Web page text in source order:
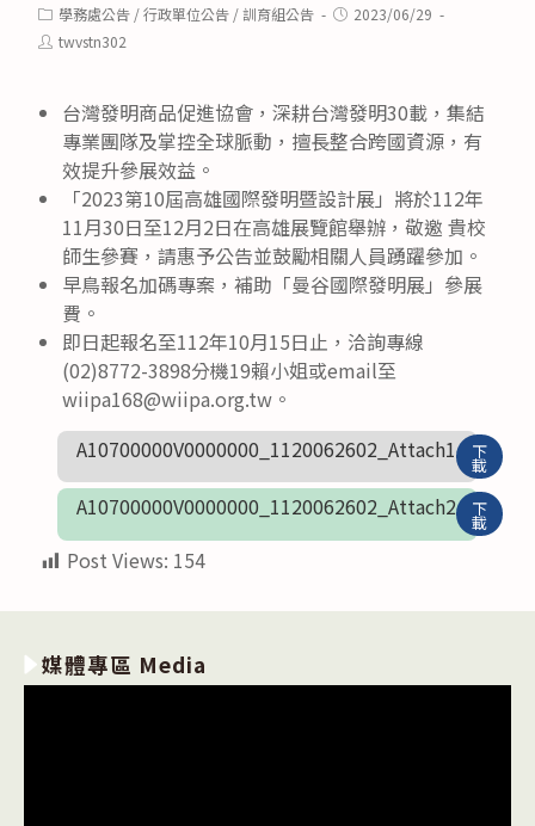
Post
category:
學務處公告 /行政單位公告 /訓育組公告
Post2023/06/29
Posttwvstn302
台灣發明商品促進協會，深耕台灣發明30載，集結
專業團隊及掌控全球脈動，擅長整合跨國資源，有
效提升參展效益。
「2023第10屆高雄國際發明暨設計展」將於112年
11月30日至12月2日在高雄展覽館舉辦，敬邀 貴校
師生參賽，請惠予公告並鼓勵相關人員踴躍參加。
早鳥報名加碼專案，補助「曼谷國際發明展」參展
費。
即日起報名至112年10月15日止，洽詢專線
(02)8772-3898分機19賴小姐或email至
wiipa168@wiipa.org.tw。
A10700000V0000000_1120062602_Attach1
下
載
A10700000V0000000_1120062602_Attach2 下
載
Post Views: 154
媒體專區 Media